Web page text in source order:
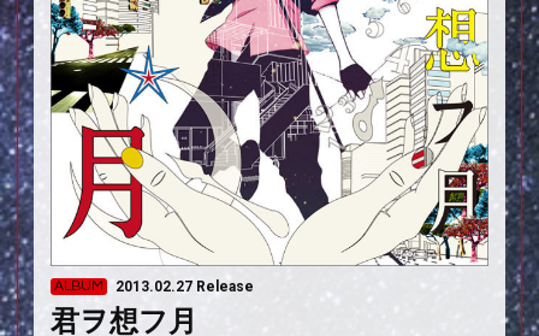
ALBUM 2013.02.27 Release
君ヲ想フ月